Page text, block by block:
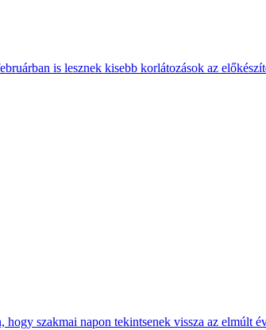
is lesznek kisebb korlátozások az
szakmai napon tekintsenek vissza az elmúlt